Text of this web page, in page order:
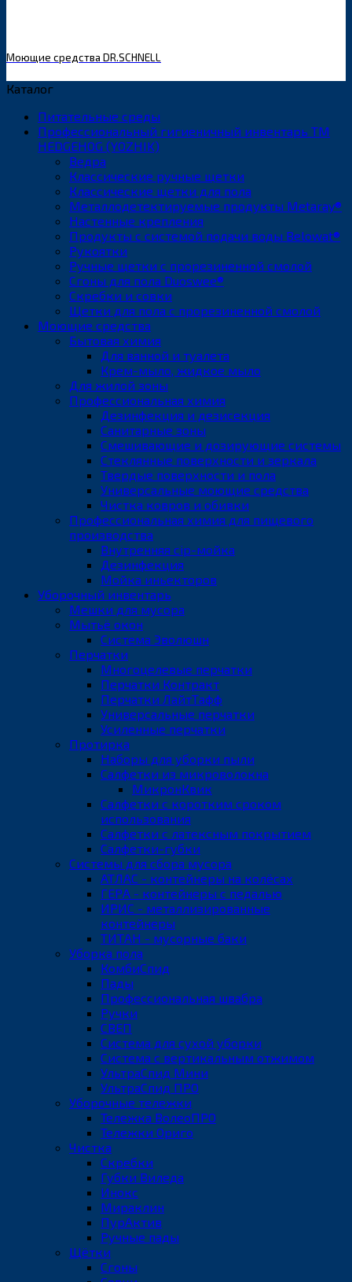
Моющие средства DR.SCHNELL
Каталог
Питательные среды
Профессиональный гигиеничный инвентарь ТМ
HEDGEHOG (YOZHIK)
Ведра
Классические ручные щетки
Классические щетки для пола
Металлодетектируемые продукты Metaray®
Настенные крепления
Продукты с системой подачи воды Belowat®
Рукоятки
Ручные щетки с прорезиненной смолой
Сгоны для пола Duoswee®
Скребки и совки
Щетки для пола с прорезиненной смолой
Моющие средства
Бытовая химия
Для ванной и туалета
Крем-мыло, жидкое мыло
Для жилой зоны
Профессиональная химия
Дезинфекция и дезисекция
Санитарные зоны
Смешивающие и дозирующие системы
Стеклянные поверхности и зеркала
Твердые поверхности и пола
Универсальные моющие средства
Чистка ковров и обивки
Профессиональная химия для пищевого
производства
Внутренняя cip-мойка
Дезинфекция
Мойка иньекторов
Уборочный инвентарь
Мешки для мусора
Мытьё окон
Система Эволюшн
Перчатки
Многоцелевые перчатки
Перчатки Контракт
Перчатки ЛайтТафф
Универсальные перчатки
Усиленные перчатки
Протирка
Наборы для уборки пыли
Салфетки из микроволокна
МикронКвик
Салфетки с коротким сроком
использования
Салфетки с латексным покрытием
Салфетки-губки
Системы для сбора мусора
АТЛАС - контейнеры на колёсах
ГЕРА - контейнеры с педалью
ИРИС - металлизированные
контейнеры
ТИТАН - мусорные баки
Уборка пола
КомбиСпид
Пады
Профессиональная швабра
Ручки
СВЕП
Система для сухой уборки
Система с вертикальным отжимом
УльтраСпид Мини
УльтраСпид ПРО
Уборочные тележки
Тележка ВолеоПРО
Тележки Ориго
Чистка
Скребки
Губки Виледа
Инокс
Мираклин
ПурАктив
Ручные пады
Щётки
Сгоны